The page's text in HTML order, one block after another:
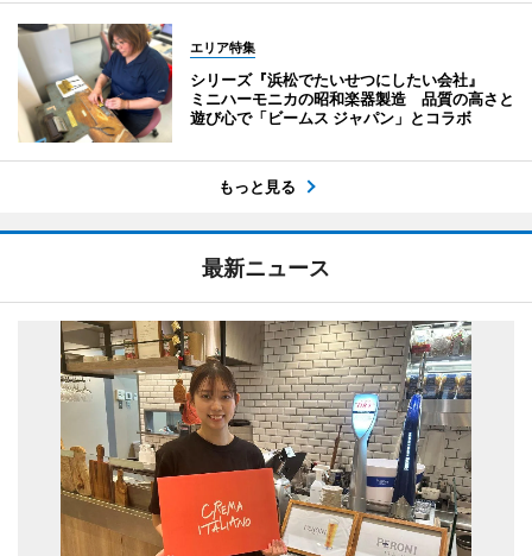
エリア特集
シリーズ『浜松でたいせつにしたい会社』
ミニハーモニカの昭和楽器製造 品質の高さと
遊び心で「ビームス ジャパン」とコラボ
もっと見る
最新ニュース